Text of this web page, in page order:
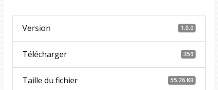
Version 1.0.0
Télécharger 359
Taille du fichier 55.26 KB